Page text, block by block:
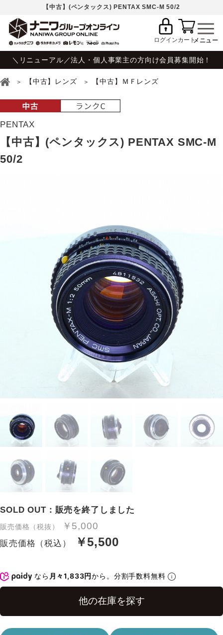
【中古】(ペンタックス) PENTAX SMC-M 50/2
ログインカート
＼リニューアル／法人・個人事業主の方向け会員募集開始！
【中古】レンズ 【中古】ＭＦレンズ
PENTAX
【中古】(ペンタックス) PENTAX SMC-M
50/2
SOLD OUT：販売を終了しました
販売価格（税抜） ￥5,000
販売価格（税込） ￥5,500
なら 月々1,833円から。分割手数料無料